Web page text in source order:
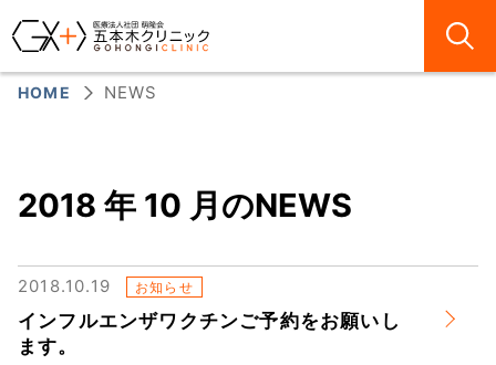
HOME NEWS
2018 年 10 月のNEWS
2018.10.19 お知らせ
インフルエンザワクチンご予約をお願いし
ます。